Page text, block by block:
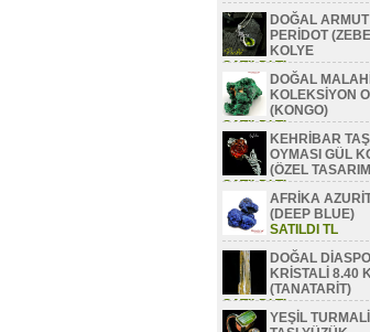
DOĞAL
PERİDOT
KOLYE
SATILDI TL
DOĞAL
KOLEKSİYON
(KONGO)
SATILDI TL
KEHRİBAR
OYMASI GÜL
(ÖZEL
SATILDI TL
AFRİKA
(DEEP BLUE)
SATILDI TL
DOĞAL
KRİSTALİ 8.40
(TANATARİT)
SATILDI TL
YEŞİL